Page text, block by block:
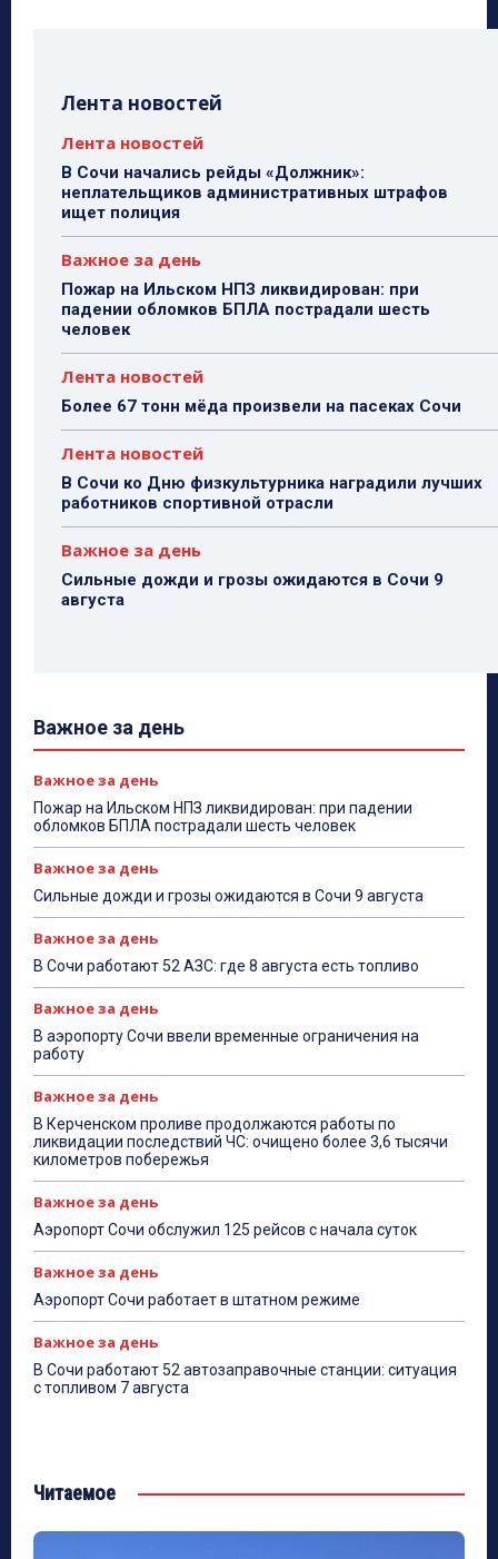
Лента новостей
Лента новостей
В Сочи начались рейды «Должник»:
неплательщиков административных штрафов
ищет полиция
Важное за день
Пожар на Ильском НПЗ ликвидирован: при
падении обломков БПЛА пострадали шесть
человек
Лента новостей
Более 67 тонн мёда произвели на пасеках Сочи
Лента новостей
В Сочи ко Дню физкультурника наградили лучших
работников спортивной отрасли
Важное за день
Сильные дожди и грозы ожидаются в Сочи 9
августа
Важное за день
Важное за день
Пожар на Ильском НПЗ ликвидирован: при падении
обломков БПЛА пострадали шесть человек
Важное за день
Сильные дожди и грозы ожидаются в Сочи 9 августа
Важное за день
В Сочи работают 52 АЗС: где 8 августа есть топливо
Важное за день
В аэропорту Сочи ввели временные ограничения на
работу
Важное за день
В Керченском проливе продолжаются работы по
ликвидации последствий ЧС: очищено более 3,6 тысячи
километров побережья
Важное за день
Аэропорт Сочи обслужил 125 рейсов с начала суток
Важное за день
Аэропорт Сочи работает в штатном режиме
Важное за день
В Сочи работают 52 автозаправочные станции: ситуация
с топливом 7 августа
Читаемое